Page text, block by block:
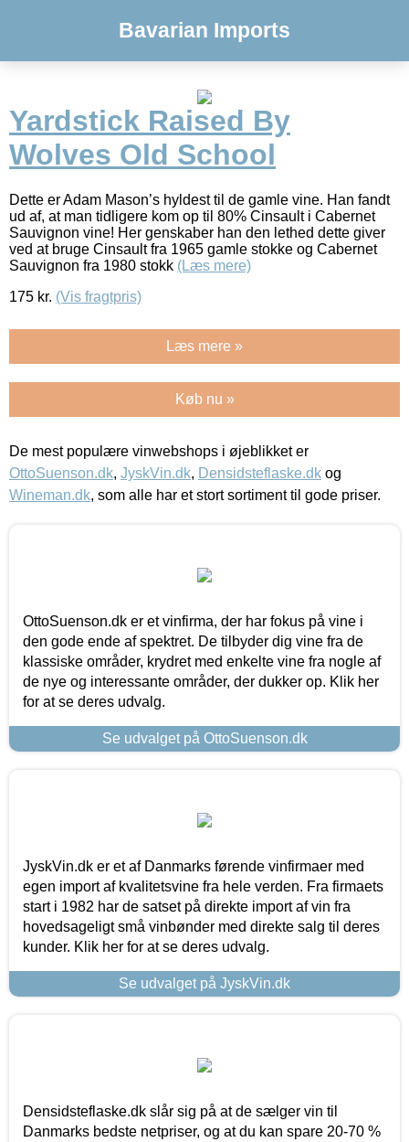
Bavarian Imports
Yardstick Raised By
Wolves Old School
Dette er Adam Mason’s hyldest til de gamle vine. Han fandt
ud af, at man tidligere kom op til 80% Cinsault i Cabernet
Sauvignon vine! Her genskaber han den lethed dette giver
ved at bruge Cinsault fra 1965 gamle stokke og Cabernet
Sauvignon fra 1980 stokk (Læs mere)
175 kr. (Vis fragtpris)
Læs mere »
Køb nu »
De mest populære vinwebshops i øjeblikket er
OttoSuenson.dk, JyskVin.dk, Densidsteflaske.dk og
Wineman.dk, som alle har et stort sortiment til gode priser.
OttoSuenson.dk er et vinfirma, der har fokus på vine i
den gode ende af spektret. De tilbyder dig vine fra de
klassiske områder, krydret med enkelte vine fra nogle af
de nye og interessante områder, der dukker op. Klik her
for at se deres udvalg.
Se udvalget på OttoSuenson.dk
JyskVin.dk er et af Danmarks førende vinfirmaer med
egen import af kvalitetsvine fra hele verden. Fra firmaets
start i 1982 har de satset på direkte import af vin fra
hovedsageligt små vinbønder med direkte salg til deres
kunder. Klik her for at se deres udvalg.
Se udvalget på JyskVin.dk
Densidsteflaske.dk slår sig på at de sælger vin til
Danmarks bedste netpriser, og at du kan spare 20-70 %